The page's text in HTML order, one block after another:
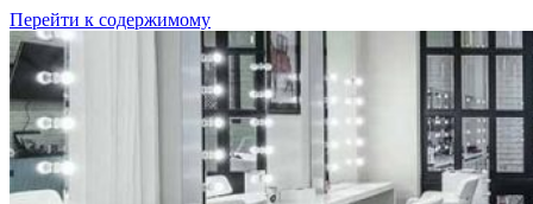
Перейти к содержимому